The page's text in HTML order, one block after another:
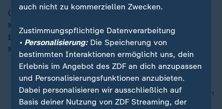
00:16
Über 100 Meter hoch und mehr als 125 Jahre alt: Die
Müngstener Brücke ist Deutschlands höchste
Eisenbahnbrücke – und seit 2021 sogar bekletterbar.
Mima-Reporterin Pamela Seidel wagt den Aufstieg.
nach oben
auch nicht zu kommerziellen Zwecken.
Zustimmungspflichtige Datenverarbeitung
• Personalisierung:Die Speicherung von
bestimmten Interaktionen ermöglicht uns, dein
Erlebnis im Angebot des ZDF an dich anzupassen
und Personalisierungsfunktionen anzubieten.
Dabei personalisieren wir ausschließlich auf
Basis deiner Nutzung von ZDF Streaming, der